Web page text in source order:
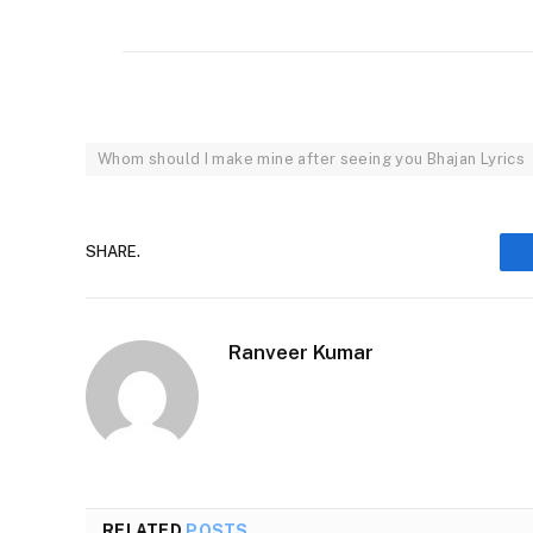
Whom should I make mine after seeing you Bhajan Lyrics
SHARE.
Ranveer Kumar